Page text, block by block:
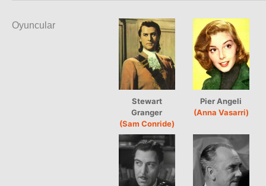
Oyuncular
Stewart
Granger
(Sam Conride)
Pier Angeli
(Anna Vasarri)